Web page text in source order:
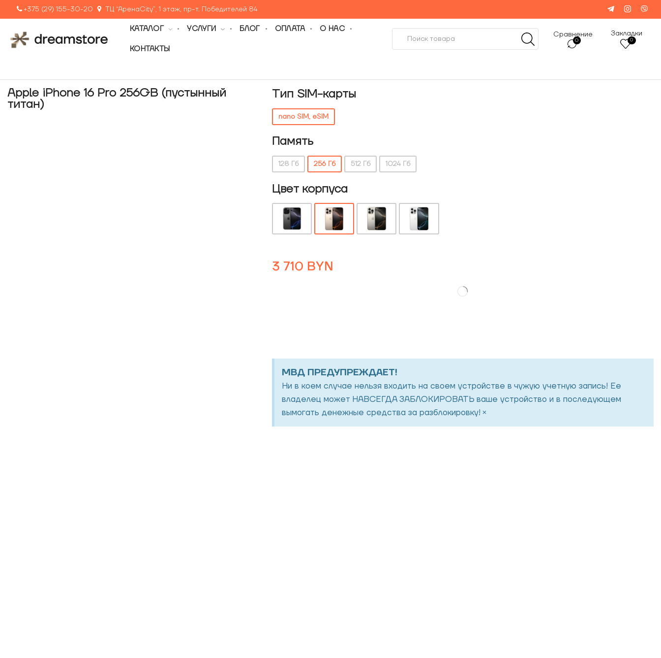
+375 (29) 155-30-20 ТЦ “АренаCity”, 1 этаж, пр-т. Победителей 84
КАТАЛОГ УСЛУГИ БЛОГ ОПЛАТА О НАС
КОНТАКТЫ
Сравнение
0
Закладки
0
Apple iPhone 16 Pro 256GB (пустынный
титан)
Тип SIM-карты
nano SIM, eSIM
Память
128 Гб 256 Гб 512 Гб 1024 Гб
Цвет корпуса
3 710 BYN
МВД ПРЕДУПРЕЖДАЕТ!
Ни в коем случае нельзя входить на своем устройстве в чужую учетную запись! Ее
владелец может НАВСЕГДА ЗАБЛОКИРОВАТЬ ваше устройство и в последующем
вымогать денежные средства за разблокировку! ×